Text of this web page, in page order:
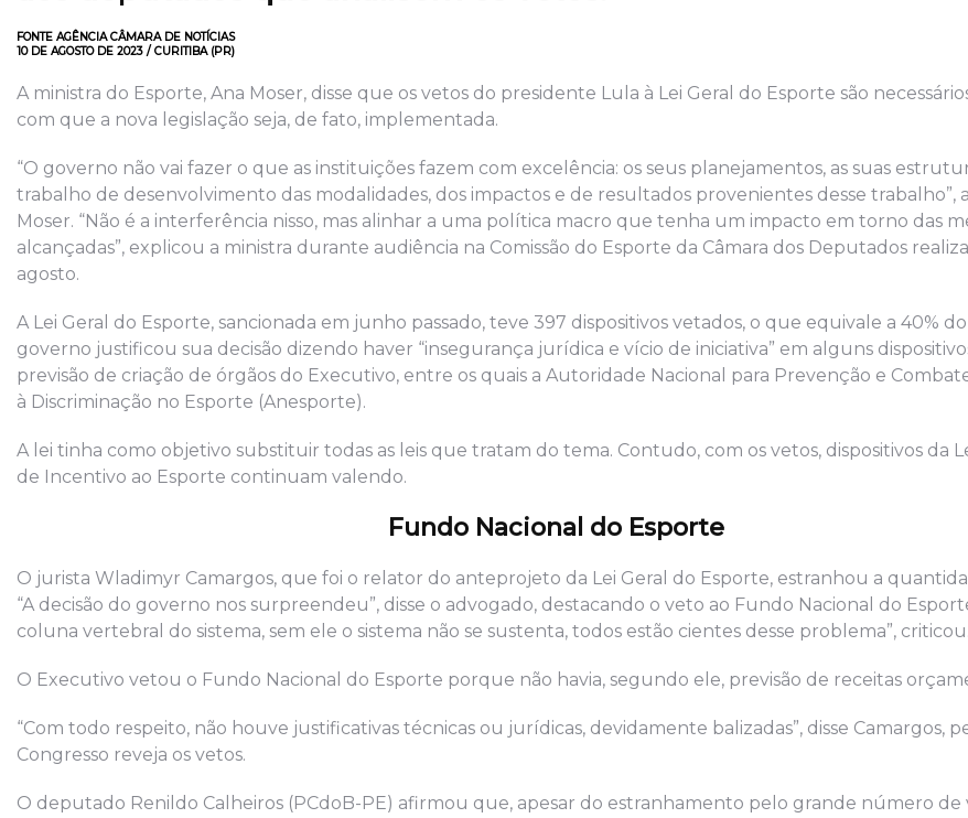
FONTE AGÊNCIA CÂMARA DE NOTÍCIAS
10 DE AGOSTO DE 2023 / CURITIBA (PR)
A ministra do Esporte, Ana Moser, disse que os vetos do presidente Lula à Lei Geral do Esporte são
com que a nova legislação seja, de fato, implementada.
“O governo não vai fazer o que as instituições fazem com excelência: os seus planejamentos, as suas
trabalho de desenvolvimento das modalidades, dos impactos e de resultados provenientes desse trabalho”,
Moser. “Não é a interferência nisso, mas alinhar a uma política macro que tenha um impacto em torno das
alcançadas”, explicou a ministra durante audiência na Comissão do Esporte da Câmara dos Deputados
agosto.
A Lei Geral do Esporte, sancionada em junho passado, teve 397 dispositivos vetados, o que equivale a 40%
governo justificou sua decisão dizendo haver “insegurança jurídica e vício de iniciativa” em alguns
previsão de criação de órgãos do Executivo, entre os quais a Autoridade Nacional para Prevenção e
à Discriminação no Esporte (Anesporte).
A lei tinha como objetivo substituir todas as leis que tratam do tema. Contudo, com os vetos, dispositivos da
de Incentivo ao Esporte continuam valendo.
Fundo Nacional do Esporte
O jurista Wladimyr Camargos, que foi o relator do anteprojeto da Lei Geral do Esporte, estranhou a
“A decisão do governo nos surpreendeu”, disse o advogado, destacando o veto ao Fundo Nacional do
coluna vertebral do sistema, sem ele o sistema não se sustenta, todos estão cientes desse problema”, criticou.
O Executivo vetou o Fundo Nacional do Esporte porque não havia, segundo ele, previsão de receitas
“Com todo respeito, não houve justificativas técnicas ou jurídicas, devidamente balizadas”, disse Camargos,
Congresso reveja os vetos.
O deputado Renildo Calheiros (PCdoB-PE) afirmou que, apesar do estranhamento pelo grande número de